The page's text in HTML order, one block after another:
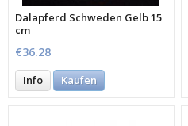
Dalapferd Schweden Gelb 15
cm
€36.28
Info Kaufen